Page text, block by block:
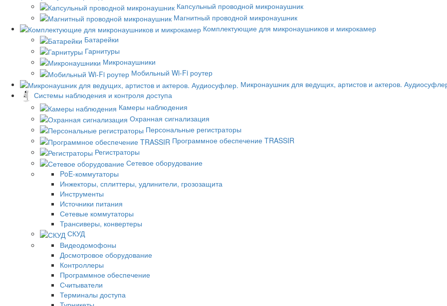
Капсульный проводной микронаушник
Магнитный проводной микронаушник
Комплектующие для микронаушников и микрокамер
Батарейки
Гарнитуры
Микронаушники
Мобильный Wi-Fi роутер
Микронаушник для ведущих, артистов и актеров.
Системы наблюдения и контроля доступа
Камеры наблюдения
Охранная сигнализация
Персональные регистраторы
Программное обеспечение TRASSIR
Регистраторы
Сетевое оборудование
PoE-коммутаторы
Инжекторы, сплиттеры, удлинители, грозозащита
Инструменты
Источники питания
Сетевые коммутаторы
Трансиверы, конвертеры
СКУД
Видеодомофоны
Досмотровое оборудование
Контроллеры
Программное обеспечение
Считыватели
Терминалы доступа